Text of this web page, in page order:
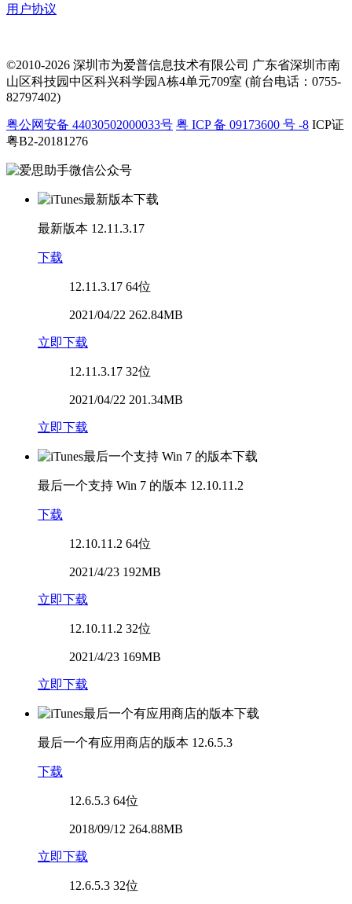
用户协议
©2010-2026 深圳市为爱普信息技术有限公司 广东省深圳市南
山区科技园中区科兴科学园A栋4单元709室 (前台电话：0755-
82797402)
粤公网安备 44030502000033号 粤 ICP 备 09173600 号 -8 ICP证
粤B2-20181276
最新版本 12.11.3.17
下载
12.11.3.17 64位
2021/04/22 262.84MB
立即下载
12.11.3.17 32位
2021/04/22 201.34MB
立即下载
最后一个支持 Win 7 的版本 12.10.11.2
下载
12.10.11.2 64位
2021/4/23 192MB
立即下载
12.10.11.2 32位
2021/4/23 169MB
立即下载
最后一个有应用商店的版本 12.6.5.3
下载
12.6.5.3 64位
2018/09/12 264.88MB
立即下载
12.6.5.3 32位